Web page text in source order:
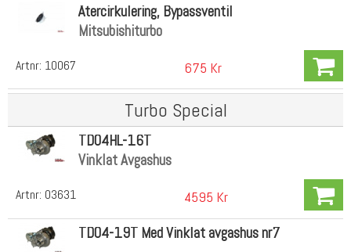
Artnr: 10067
Återcirkulering, Bypassventil
Mitsubishiturbo
675 Kr
Turbo Special
Artnr: 03631
TD04HL-16T
Vinklat Avgashus
4595 Kr
TD04-19T Med Vinklat avgashus nr7